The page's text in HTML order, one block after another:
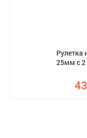
Рулетка
25мм с 2